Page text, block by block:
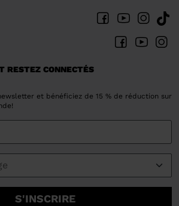
RESTEZ CONNECTÉS
et bénéficiez de 15 % de réduction sur
S'INSCRIRE